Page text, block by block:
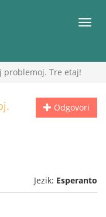
Meni
problemoj. Tre etaj!
Odgovori
Jezik: Esperanto